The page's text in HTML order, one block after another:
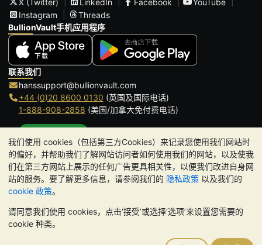
我们使用 cookies（包括第三方Cookies）来记录您使用我们网站时
的偏好，并帮助我们了解网站访问者如何使用我们的网站，以及使我
们在第三方网站上展示的任何广告更具相关性，以便我们改进自身网
站的服务。要了解更多信息，请参阅我们的 隐私政策 以及我们的
cookie 政策。
请同意我们使用 cookies，点击‘接受’或选择‘选项’来设置您需要的
cookie 种类。
Instagram
Threads
BullionVault手机应用程序
联系我们
hanssupport@bullionvault.com
+44 (0)20 8600 0130 (英国及国际电话)
1-888-908-2858 (美国/加拿大免付费电话)
办公时间:
9am to 8:30pm (英国时间), 周一至周五
Galmarley Ltd T/A BullionVault
3 Shortlands (7th Floor)
London
W6 8DA